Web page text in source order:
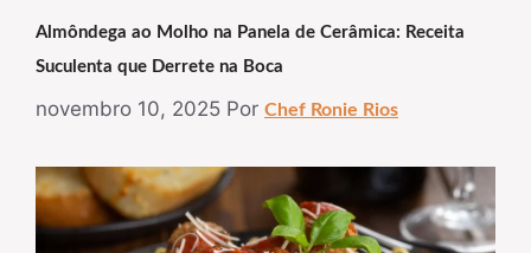
Almôndega ao Molho na Panela de Cerâmica: Receita
Suculenta que Derrete na Boca
novembro 10, 2025 Por Chef Ronie Rios